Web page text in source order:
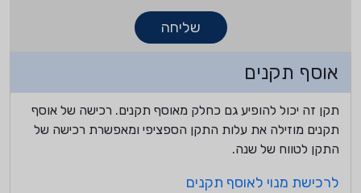
שליחה
אוסף תקנים
תקן זה יכול להופיע גם כחלק מאוסף תקנים. רכישה של אוסף
תקנים מוזילה את עלות התקן הספציפי ומאפשרת רכישה של
התקן לטווח של שנה.
לרכישת מנוי לאוסף תקנים